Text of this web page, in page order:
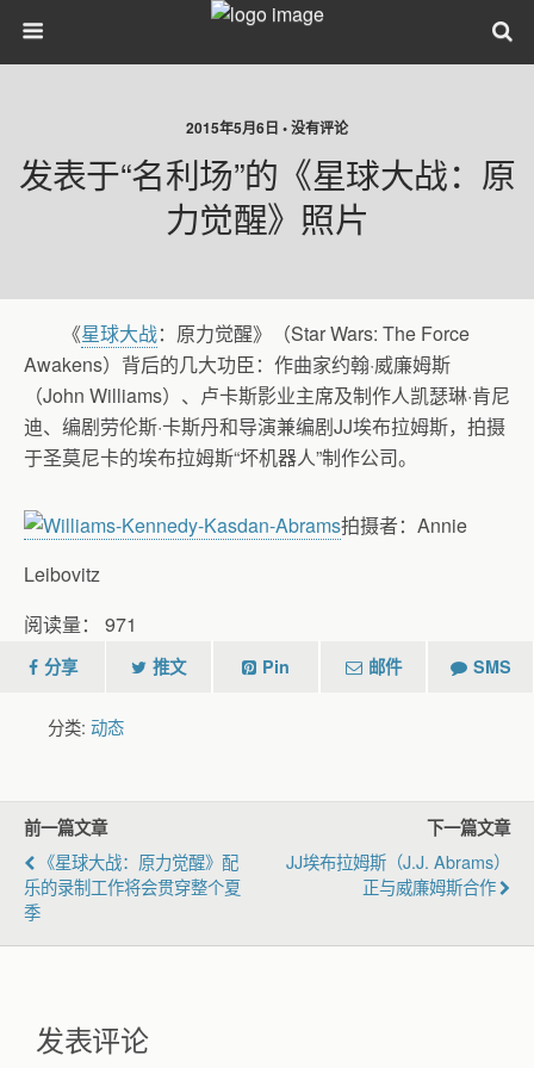
2015年5月6日 • 没有评论
发表于“名利场”的《星球大战：原
力觉醒》照片
《星球大战：原力觉醒》（Star Wars: The Force
Awakens）背后的几大功臣：作曲家约翰·威廉姆斯
（John Williams）、卢卡斯影业主席及制作人凯瑟琳·肯尼
迪、编剧劳伦斯·卡斯丹和导演兼编剧JJ埃布拉姆斯，拍摄
于圣莫尼卡的埃布拉姆斯“坏机器人”制作公司。
拍摄者：Annie
Leibovitz
阅读量： 971
分享 推文 Pin 邮件 SMS
分类: 动态
前一篇文章
《星球大战：原力觉醒》配
乐的录制工作将会贯穿整个夏
季
下一篇文章
JJ埃布拉姆斯（J.J. Abrams）
正与威廉姆斯合作
发表评论